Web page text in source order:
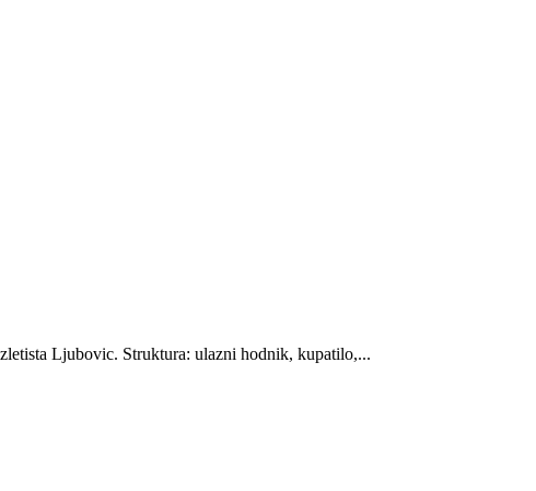
Ljubovic. Struktura: ulazni hodnik, kupatilo,...